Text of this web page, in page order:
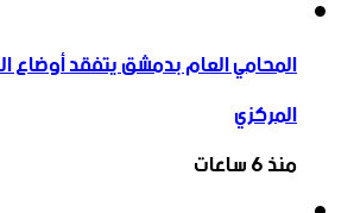
المحامي العام بدمشق يتفقد
المركزي
منذ 6 ساعات